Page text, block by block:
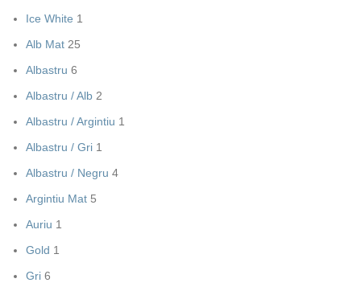
Ice White 1
Alb Mat 25
Albastru 6
Albastru / Alb 2
Albastru / Argintiu 1
Albastru / Gri 1
Albastru / Negru 4
Argintiu Mat 5
Auriu 1
Gold 1
Gri 6